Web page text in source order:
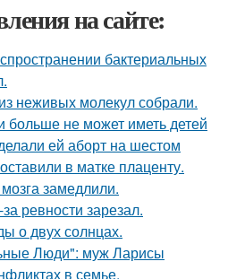
на сайте:
бактериальных
неживых молекул собрали.
не может иметь детей
ей аборт на шестом
в матке плаценту.
замедлили.
ревности зарезал.
о двух солнцах.
Люди": муж Ларисы
в семье.